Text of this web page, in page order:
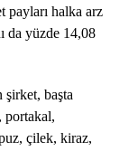
halka arz
da yüzde 14,08
şirket, başta
portakal,
çilek, kiraz,